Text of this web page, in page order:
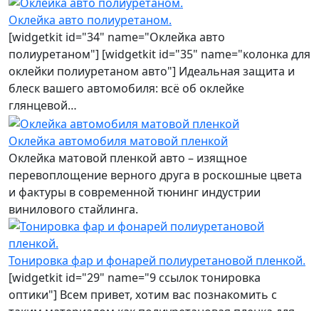
Оклейка авто полиуретаном.
[widgetkit id="34" name="Оклейка авто
полиуретаном"] [widgetkit id="35" name="колонка для
оклейки полиуретаном авто"] Идеальная защита и
блеск вашего автомобиля: всё об оклейке
глянцевой…
Оклейка автомобиля матовой пленкой
Оклейка матовой пленкой авто – изящное
перевоплощение верного друга в роскошные цвета
и фактуры в современной тюнинг индустрии
винилового стайлинга.
Тонировка фар и фонарей полиуретановой пленкой.
[widgetkit id="29" name="9 ссылок тонировка
оптики"] Всем привет, хотим вас познакомить с